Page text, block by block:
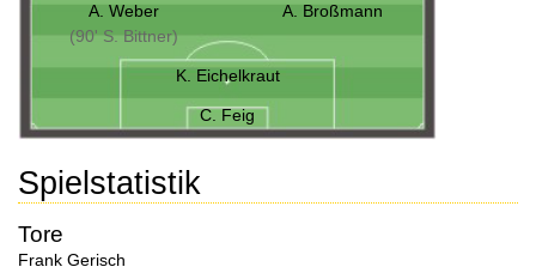
A. Weber
(90' S. Bittner)
A. Broßmann
K. Eichelkraut
C. Feig
Spielstatistik
Tore
Frank Gerisch